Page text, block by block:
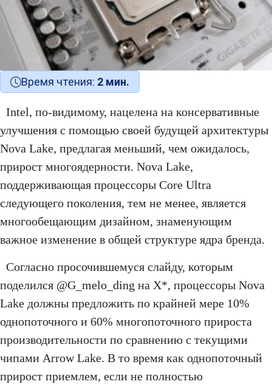
Время чтения: 2 мин.
Intel, по-видимому, нацелена на консервативные
улучшения с помощью своей будущей архитектуры
Nova Lake, предлагая меньший, чем ожидалось,
прирост многоядерности. Nova Lake,
поддерживающая процессоры Core Ultra
следующего поколения, тем не менее, является
многообещающим дизайном, знаменующим
важное изменение в общей структуре ядра бренда.
Согласно просочившемуся слайду, которым
поделился @G_melo_ding на X*, процессоры Nova
Lake должны предложить по крайней мере 10%
однопоточного и 60% многопоточного прироста
производительности по сравнению с текущими
чипами Arrow Lake. В то время как однопоточный
прирост приемлем, если не полностью